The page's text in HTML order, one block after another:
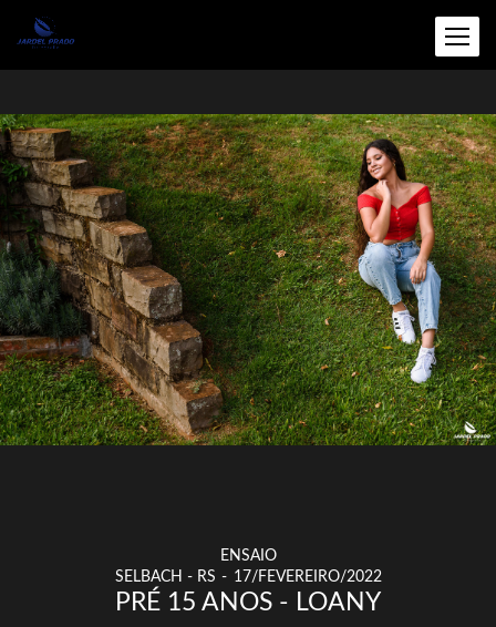
ENSAIO
SELBACH - RS
17/FEVEREIRO/2022
PRÉ 15 ANOS - LOANY